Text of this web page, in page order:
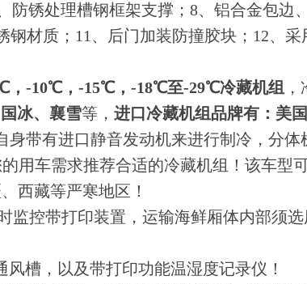
锈处理槽钢框架支撑；8、铝合金包边
材质；11、后门加装防撞胶块；12、
，-10℃，-15℃，-18℃至-29℃冷藏机组
冰、襄雪等， 进口冷藏机组品牌有：美
身带有进口静音发动机来进行制冷，分体
用车需求推荐合适的冷藏机组！该车型
西藏等严寒地区！
控带打印装置，运输海鲜厢体内部须选
槽，以及带打印功能温湿度记录仪！